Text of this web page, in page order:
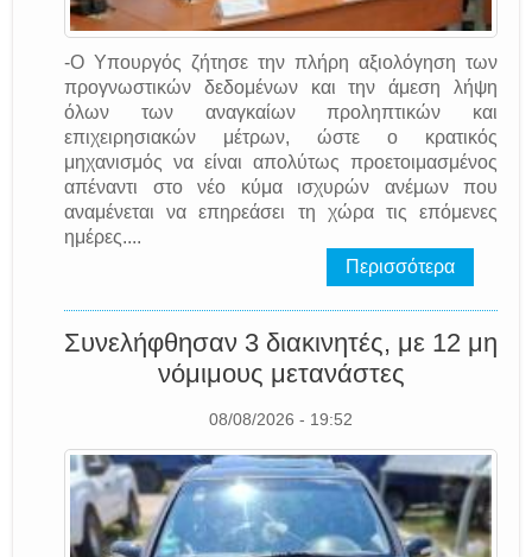
-Ο Υπουργός ζήτησε την πλήρη αξιολόγηση των
προγνωστικών δεδομένων και την άμεση λήψη
όλων των αναγκαίων προληπτικών και
επιχειρησιακών μέτρων, ώστε ο κρατικός
μηχανισμός να είναι απολύτως προετοιμασμένος
απέναντι στο νέο κύμα ισχυρών ανέμων που
αναμένεται να επηρεάσει τη χώρα τις επόμενες
ημέρες....
Περισσότερα
Συνελήφθησαν 3 διακινητές, με 12 μη
νόμιμους μετανάστες
08/08/2026 - 19:52